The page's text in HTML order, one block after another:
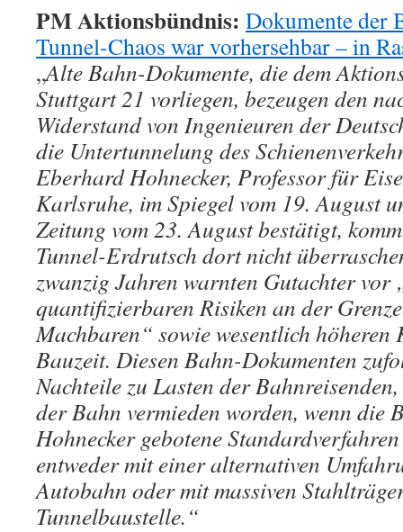
PM Aktionsbündnis: Dokumente der
Tunnel-Chaos war vorhersehbar – in
„Alte Bahn-Dokumente, die dem
Stuttgart 21 vorliegen, bezeugen den
Widerstand von Ingenieuren der
die Untertunnelung des
Eberhard Hohnecker, Professor für
Karlsruhe, im Spiegel vom 19. August
Zeitung vom 23. August bestätigt,
Tunnel-Erdrutsch dort nicht
zwanzig Jahren warnten Gutachter vor
quantifizierbaren Risiken an der
Machbaren“ sowie wesentlich höheren
Bauzeit. Diesen Bahn-Dokumenten
Nachteile zu Lasten der
der Bahn vermieden worden, wenn die
Hohnecker gebotene
entweder mit einer alternativen
Autobahn oder mit massiven
Tunnelbaustelle.“